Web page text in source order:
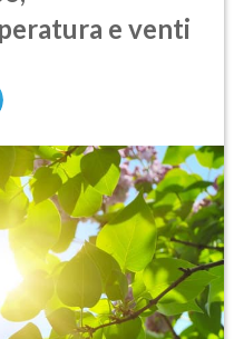
e venti